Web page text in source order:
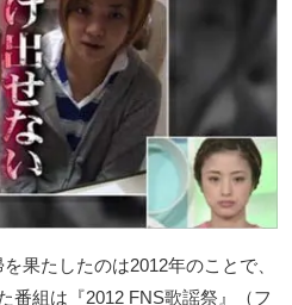
果たしたのは2012年のことで、
番組は『2012 FNS歌謡祭』（フ